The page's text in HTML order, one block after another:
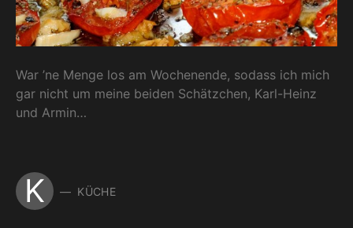
War ’ne Menge los am Wochenende, sodass ich mich
gar nicht um meine beiden Schätzchen, Karl-Heinz
und Armin…
K KÜCHE